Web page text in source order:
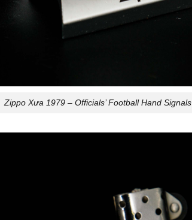
Zippo Xưa 1979 – Officials’ Football Hand Signals